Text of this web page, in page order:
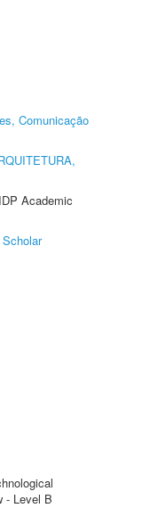
Comunicação
Academic
- Level B